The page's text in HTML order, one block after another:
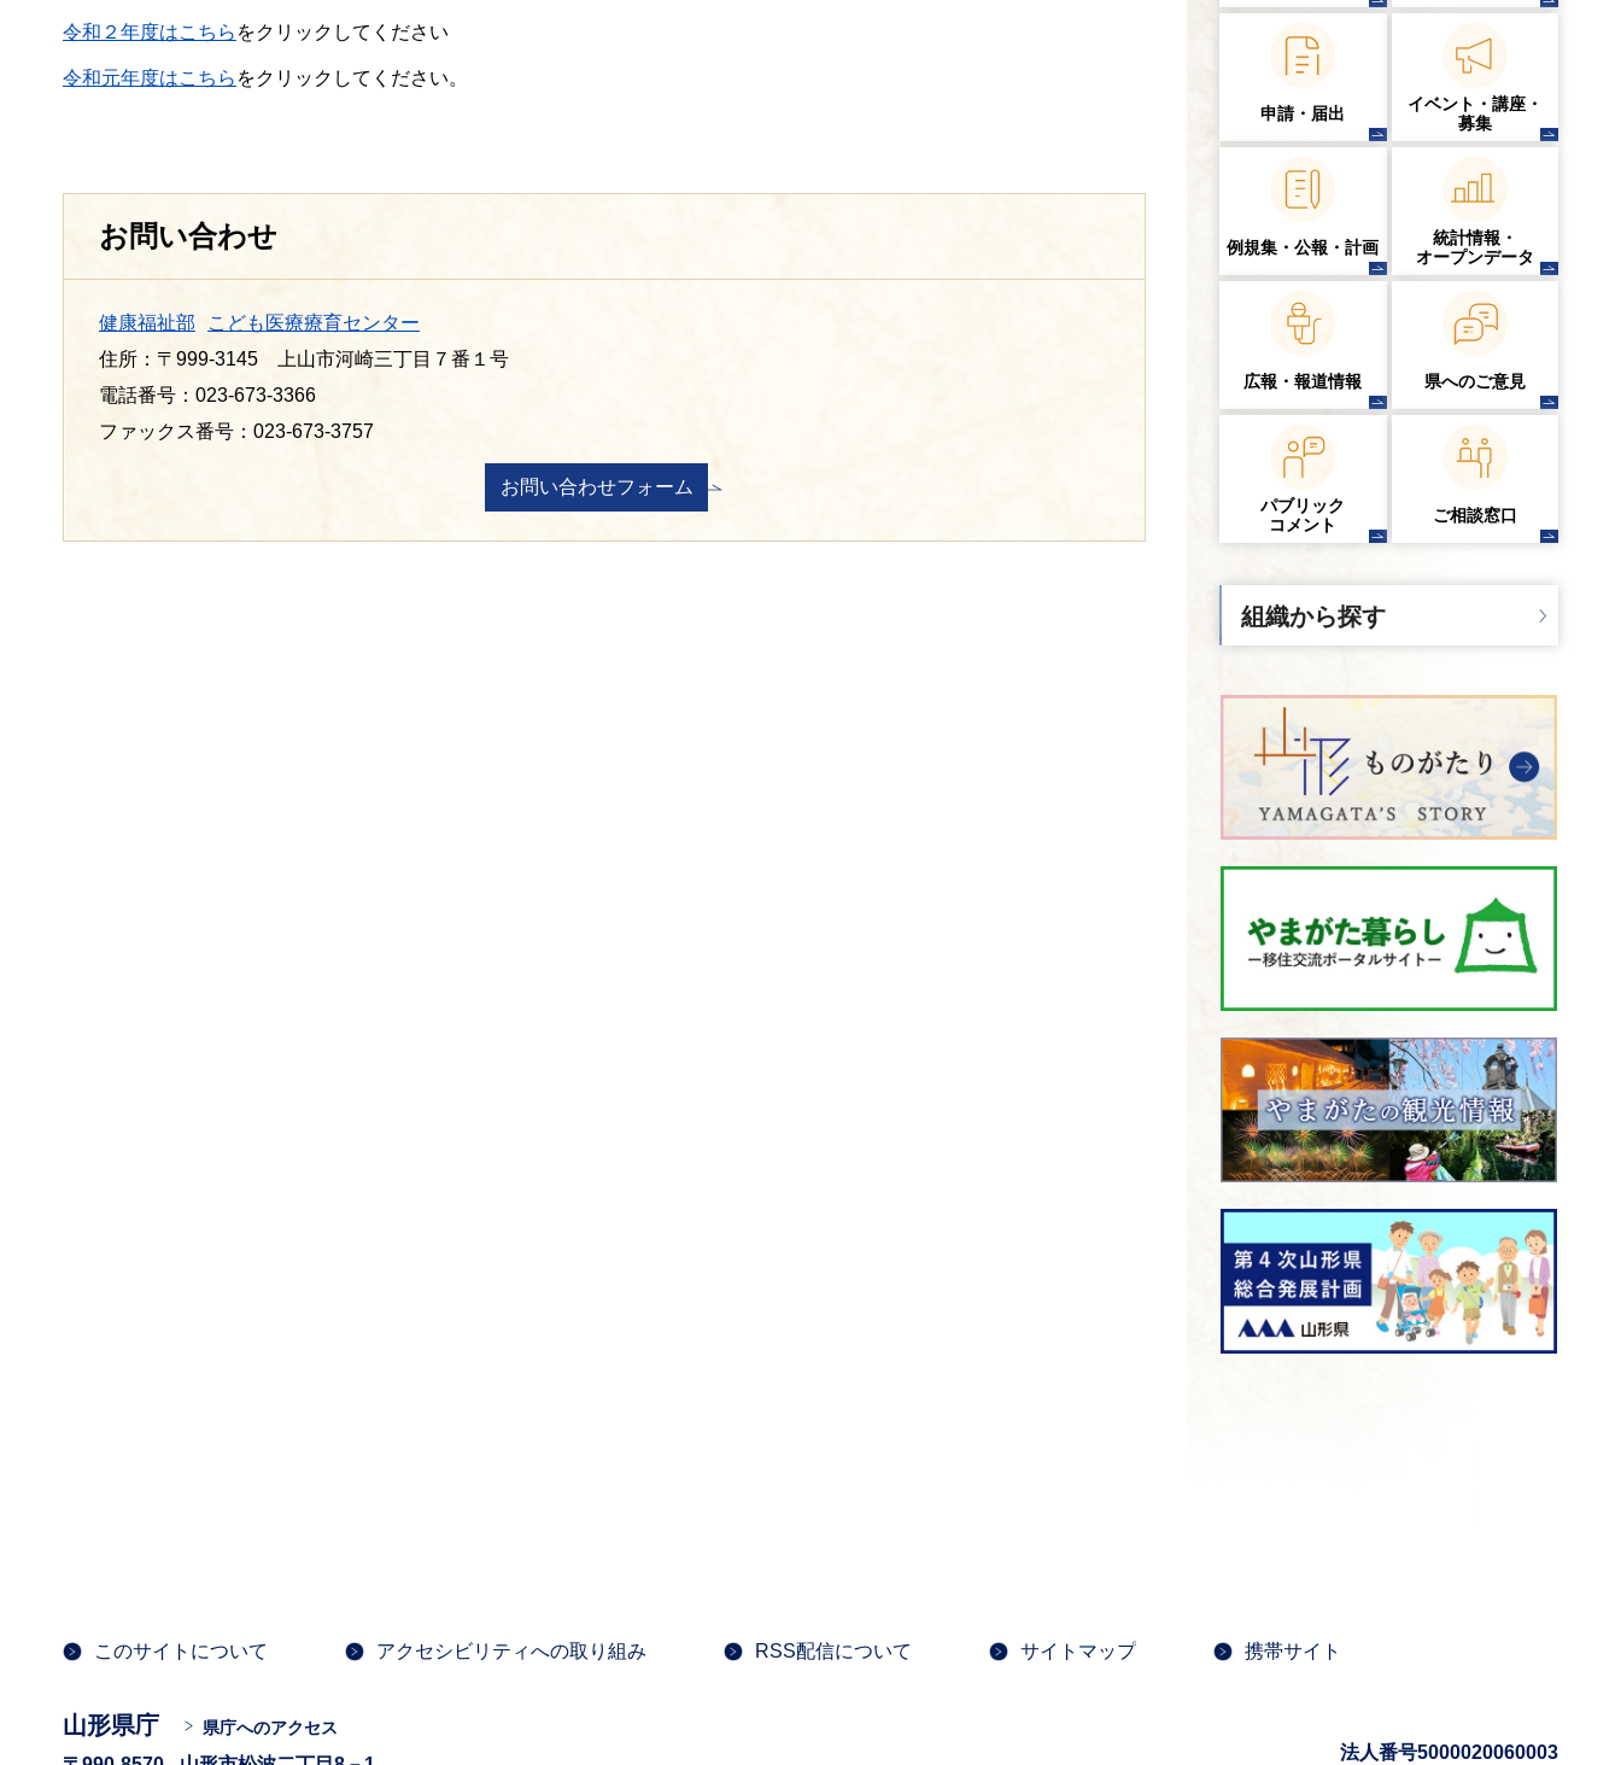
令和２年度はこちら をクリックしてください
令和元年度はこちら をクリックしてください。
お問い合わせ
健康福祉部
こども医療療育センター
住所：〒999-3145 上山市河崎三丁目７番１号
電話番号：023-673-3366
ファックス番号：023-673-3757
申請・届出
イベント・講座・
募集
例規集・公報・計画
統計情報・
オープンデータ
広報・報道情報 県へのご意見
パブリック
コメント
ご相談窓口
組織から探す
このサイトについて アクセシビリティへの取り組み RSS配信について サイトマップ 携帯サイト
山形県庁 県庁へのアクセス
法人番号5000020060003